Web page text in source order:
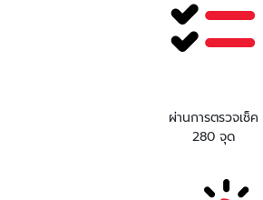
ผ่านการตรวจเช็ค
280 จุด